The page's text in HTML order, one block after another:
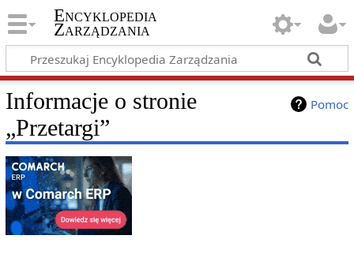
Encyklopedia
Zarządzania
Pomoc
Informacje o stronie
„Przetargi”